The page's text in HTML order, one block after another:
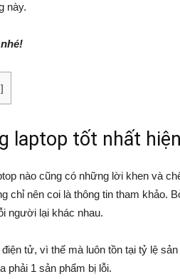
này.
]
laptop tốt nhất
nào cũng có những lời khen và
chỉ nên coi là thông tin tham khảo.
người lại khác nhau.
tử, vì thế mà luôn tồn tại tỷ lệ
phải 1 sản phẩm bị lỗi.